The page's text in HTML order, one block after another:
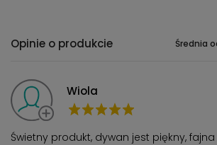
Opinie o produkcie Średnia
Wiola
Świetny produkt, dywan jest piękny,